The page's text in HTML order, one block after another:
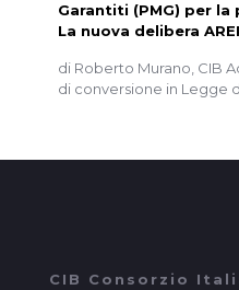
Garantiti (PMG) per
La nuova delibera
di Roberto Murano, CIB
di conversione in Legge
CIB Consorzio